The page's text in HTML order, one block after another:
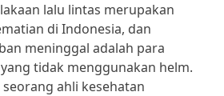
lalu lintas merupakan
di Indonesia, dan
meninggal adalah para
tidak menggunakan helm.
ahli kesehatan